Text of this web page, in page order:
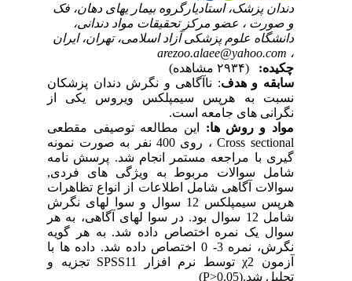
دندان پزشک، استادیارگروه بیمار یهای دهان، فک
و صورت ، عضو مرکز تحقیقات مواد دندانی،
دانشگاه علوم پزشکی آزاد اسلامی، تهران، ایران
arezoo.alaee@yahoo.com
چکیده:
سابقه و هدف: ناآگاهی و نگرش دندان پزشکان
نسبت به هرپس سیمپلکس ویروس یکی از
نگرانی های جامعه است.
مواد و روش ها:این مطالعه توصیفی مقطعی
Cross sectional ، روی 400 نفر به صورت نمونه
گیری با مراجعه مستمر انجام شد. پرسش نامه
شامل سوالات مربوط به ویژگی های فردی,
سوالات آگاهی شامل اطلاعات از انواع تظاهرات
هرپس سیمپلکس 12 سوال و سوا لهای نگرش
شامل 12 سوال بود. در سوا لهای آگاهی، به هر
سوال یک نمره اختصاص داده شد. به هر گویه
نگرش، نمره 3- 0 اختصاص داده شد. داده ها با
آزمون χ2 توسط نرم افزار SPSS11 تجزیه و
تحلیل شد.(P>0.05)